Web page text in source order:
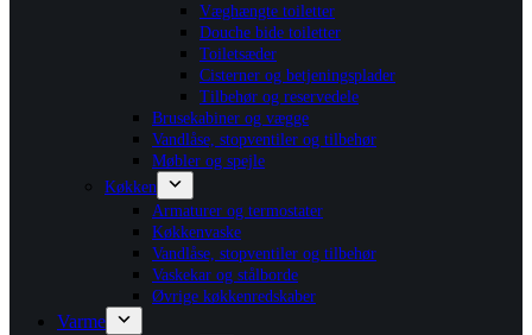
Væghængte toiletter
Douche bide toiletter
Toiletsæder
Cisterner og betjeningsplader
Tilbehør og reservedele
Brusekabiner og vægge
Vandlåse, stopventiler og tilbehør
Møbler og spejle
Køkken
Armaturer og termostater
Køkkenvaske
Vandlåse, stopventiler og tilbehør
Vaskekar og stålborde
Øvrige køkkenredskaber
Varme